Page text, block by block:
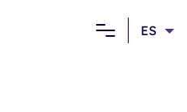
especializada en la gestión
ES